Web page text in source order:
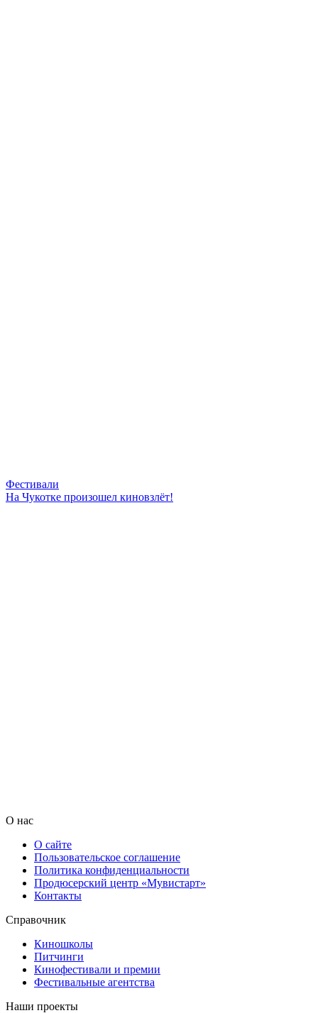
Фестивали
На Чукотке произошел киновзлёт!
О нас
О сайте
Пользовательское соглашение
Политика конфиденциальности
Продюсерский центр «Мувистарт»
Контакты
Справочник
Киношколы
Питчинги
Кинофестивали и премии
Фестивальные агентства
Наши проекты